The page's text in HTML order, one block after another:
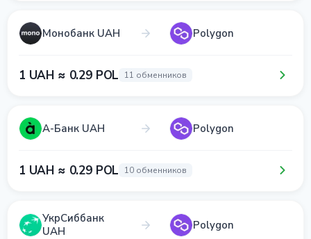
Монобанк UAH Polygon
1 UAH ≈ 0.29 POL 11 обменников
А-Банк UAH Polygon
1 UAH ≈ 0.29 POL 10 обменников
УкрСиббанк
UAH
Polygon